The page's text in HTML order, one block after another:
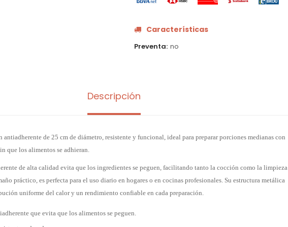
Características
Preventa no
Descripción
antiadherente de 25 cm de diámetro, resistente y funcional, ideal para preparar porciones medianas con
que los alimentos se adhieran.
de alta calidad evita que los ingredientes se peguen, facilitando tanto la cocción como la limpieza
práctico, es perfecta para el uso diario en hogares o en cocinas profesionales. Su estructura metálica
uniforme del calor y un rendimiento confiable en cada preparación.
que evita que los alimentos se peguen.